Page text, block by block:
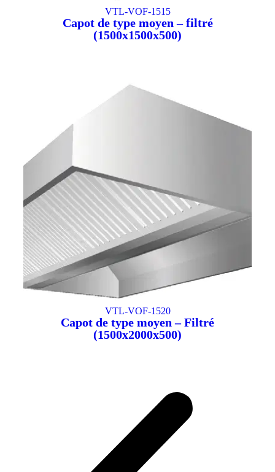
VTL-VOF-1515
Capot de type moyen – filtré
(1500x1500x500)
VTL-VOF-1520
Capot de type moyen – Filtré
(1500x2000x500)